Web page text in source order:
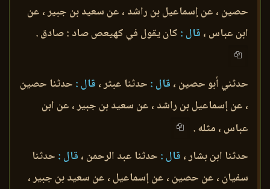
حصين ، عن إسماعيل بن راشد ، عن سعيد بن جبير ، عن
ابن عباس ، قال : كان يقول في كهيعص صاد : صادق .
حدثني أبو حصين ، قال : حدثنا عبثر ، قال : حدثنا حصين
، عن إسماعيل بن راشد ، عن سعيد بن جبير ، عن ابن
عباس ، مثله .
حدثنا ابن بشار ، قال : حدثنا عبد الرحمن ، قال : حدثنا
سفيان ، عن حصين ، عن إسماعيل ، عن سعيد بن جبير ،